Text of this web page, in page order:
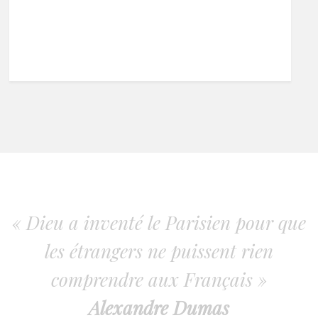
« Dieu a inventé le Parisien pour que
les étrangers ne puissent rien
comprendre aux Français »
Alexandre Dumas